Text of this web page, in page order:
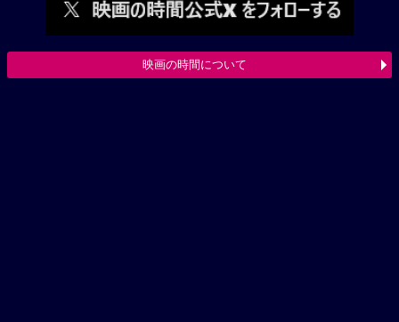
映画の時間について